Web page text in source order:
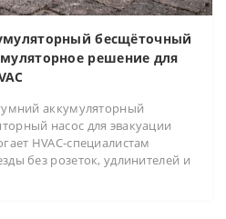
бесщёточный
решение для
аккумуляторный
насос для эвакуации
HVAC-специалистам
без розеток, удлинителей и